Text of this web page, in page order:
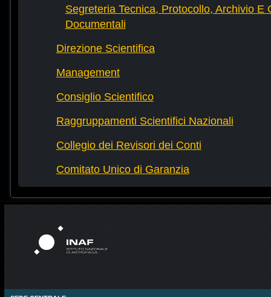
Segreteria Tecnica, Protocollo, Archivio E
Documentali
Direzione Scientifica
Management
Consiglio Scientifico
Raggruppamenti Scientifici Nazionali
Collegio dei Revisori dei Conti
Comitato Unico di Garanzia